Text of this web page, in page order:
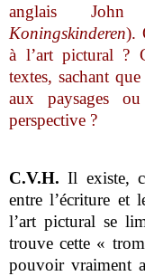
anglais John
Koningskinderen).
à l’art pictural ?
textes, sachant
aux paysages
perspective ?
C.V.H. Il existe,
entre l’écriture et
l’art pictural se
trouve cette «
pouvoir vraiment